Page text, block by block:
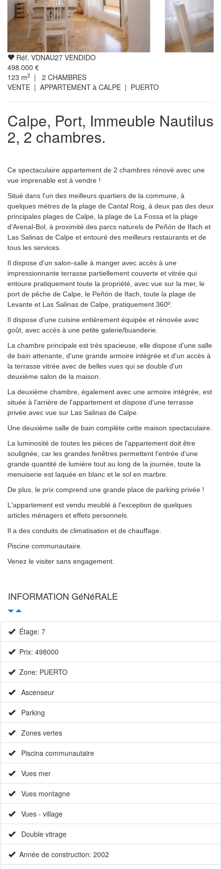
Réf. VDNAU27 VENDIDO
498.000 €
123 m2 | 2 CHAMBRES
VENTE | APPARTEMENT à CALPE | PUERTO
Calpe, Port, Immeuble Nautilus
2, 2 chambres.
Ce spectaculaire appartement de 2 chambres rénové avec une
vue imprenable est à vendre !
Situé dans l'un des meilleurs quartiers de la commune, à
quelques mètres de la plage de Cantal Roig, à deux pas des deux
principales plages de Calpe, la plage de La Fossa et la plage
d'Arenal-Bol, à proximité des parcs naturels de Peñón de Ifach et
Las Salinas de Calpe et entouré des meilleurs restaurants et de
tous les services.
Il dispose d'un salon-salle à manger avec accès à une
impressionnante terrasse partiellement couverte et vitrée qui
entoure pratiquement toute la propriété, avec vue sur la mer, le
port de pêche de Calpe, le Peñón de Ifach, toute la plage de
Levante et Las Salinas de Calpe, pratiquement 360º.
Il dispose d'une cuisine entièrement équipée et rénovée avec
goût, avec accès à une petite galerie/buanderie.
La chambre principale est très spacieuse, elle dispose d'une salle
de bain attenante, d'une grande armoire intégrée et d'un accès à
la terrasse vitrée avec de belles vues qui se double d'un
deuxième salon de la maison.
La deuxième chambre, également avec une armoire intégrée, est
située à l'arrière de l'appartement et dispose d'une terrasse
privée avec vue sur Las Salinas de Calpe.
Une deuxième salle de bain complète cette maison spectaculaire.
La luminosité de toutes les pièces de l'appartement doit être
soulignée, car les grandes fenêtres permettent l'entrée d'une
grande quantité de lumière tout au long de la journée, toute la
menuiserie est laquée en blanc et le sol en marbre.
De plus, le prix comprend une grande place de parking privée !
L'appartement est vendu meublé à l'exception de quelques
articles ménagers et effets personnels.
Il a des conduits de climatisation et de chauffage.
Piscine communautaire.
Venez le visiter sans engagement.
INFORMATION GéNéRALE
Étage: 7
Prix: 498000
Zone: PUERTO
Ascenseur
Parking
Zones vertes
Piscina communautaire
Vues mer
Vues montagne
Vues - village
Double vitrage
Année de construction: 2002